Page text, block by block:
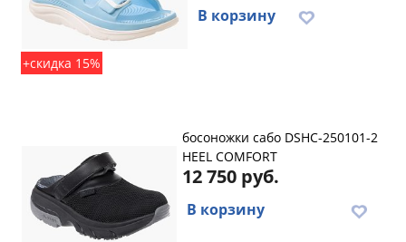
+скидка 15%
В корзину
босоножки сабо DSHC-250101-2
HEEL COMFORT
12 750 руб.
В корзину